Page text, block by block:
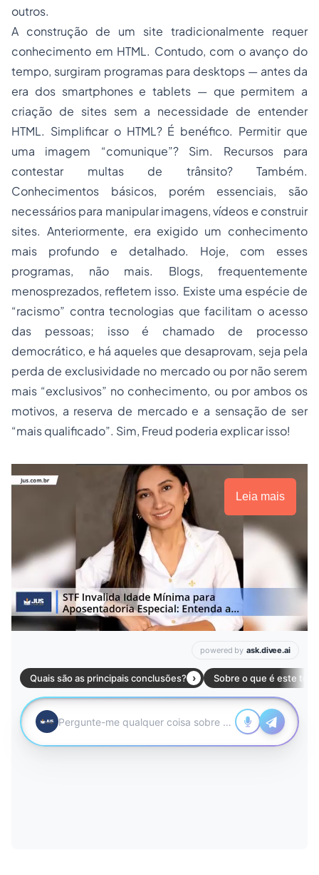
outros.
A construção de um site tradicionalmente requer
conhecimento em HTML. Contudo, com o avanço do
tempo, surgiram programas para desktops — antes da
era dos smartphones e tablets — que permitem a
criação de sites sem a necessidade de entender
HTML. Simplificar o HTML? É benéfico. Permitir que
uma imagem “comunique”? Sim. Recursos para
contestar multas de trânsito? Também.
Conhecimentos básicos, porém essenciais, são
necessários para manipular imagens, vídeos e construir
sites. Anteriormente, era exigido um conhecimento
mais profundo e detalhado. Hoje, com esses
programas, não mais. Blogs, frequentemente
menosprezados, refletem isso. Existe uma espécie de
“racismo” contra tecnologias que facilitam o acesso
das pessoas; isso é chamado de processo
democrático, e há aqueles que desaprovam, seja pela
perda de exclusividade no mercado ou por não serem
mais “exclusivos” no conhecimento, ou por ambos os
motivos, a reserva de mercado e a sensação de ser
“mais qualificado”. Sim, Freud poderia explicar isso!
Leia mais